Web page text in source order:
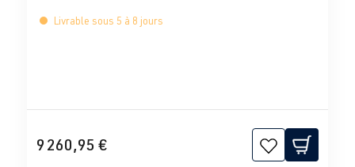
Livrable sous 5 à 8 jours
9 260,95 €